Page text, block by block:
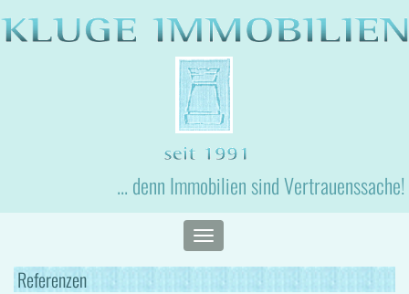
... denn Immobilien sind Vertrauenssache!
Toggle
navigation
Referenzen